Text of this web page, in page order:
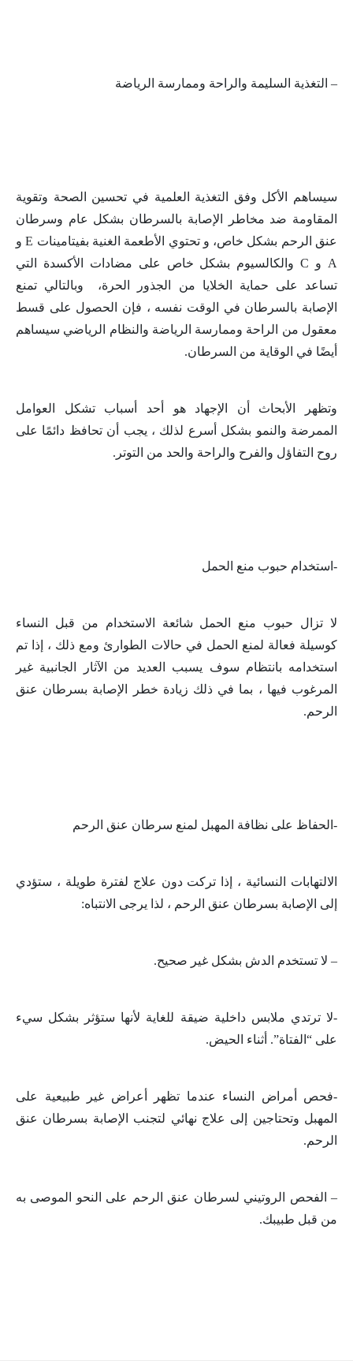
– التغذية السليمة والراحة وممارسة الرياضة
سيساهم الأكل وفق التغذية العلمية في تحسين الصحة وتقوية
المقاومة ضد مخاطر الإصابة بالسرطان بشكل عام وسرطان
عنق الرحم بشكل خاص، و تحتوي الأطعمة الغنية بفيتامينات E و
A و C والكالسيوم بشكل خاص على مضادات الأكسدة التي
تساعد على حماية الخلايا من الجذور الحرة، وبالتالي تمنع
الإصابة بالسرطان في الوقت نفسه ، فإن الحصول على قسط
معقول من الراحة وممارسة الرياضة والنظام الرياضي سيساهم
أيضًا في الوقاية من السرطان.
وتظهر الأبحاث أن الإجهاد هو أحد أسباب تشكل العوامل
الممرضة والنمو بشكل أسرع لذلك ، يجب أن تحافظ دائمًا على
روح التفاؤل والفرح والراحة والحد من التوتر.
-استخدام حبوب منع الحمل
لا تزال حبوب منع الحمل شائعة الاستخدام من قبل النساء
كوسيلة فعالة لمنع الحمل في حالات الطوارئ ومع ذلك ، إذا تم
استخدامه بانتظام سوف يسبب العديد من الآثار الجانبية غير
المرغوب فيها ، بما في ذلك زيادة خطر الإصابة بسرطان عنق
الرحم.
-الحفاظ على نظافة المهبل لمنع سرطان عنق الرحم
الالتهابات النسائية ، إذا تركت دون علاج لفترة طويلة ، ستؤدي
إلى الإصابة بسرطان عنق الرحم ، لذا يرجى الانتباه:
– لا تستخدم الدش بشكل غير صحيح.
-لا ترتدي ملابس داخلية ضيقة للغاية لأنها ستؤثر بشكل سيء
على “الفتاة”. أثناء الحيض.
-فحص أمراض النساء عندما تظهر أعراض غير طبيعية على
المهبل وتحتاجين إلى علاج نهائي لتجنب الإصابة بسرطان عنق
الرحم.
– الفحص الروتيني لسرطان عنق الرحم على النحو الموصى به
من قبل طبيبك.